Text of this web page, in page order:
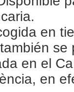
en
en el
en